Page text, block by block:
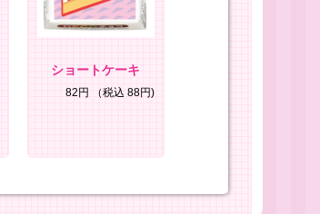
ショートケーキ
82円 （税込 88円)